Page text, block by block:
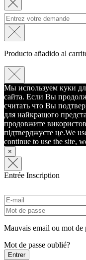
Producto añadido al
Мы используем куки
сайта. Если Вы
считать что Вы
для найкращого
продовжите
підтверджуєте це.We
continue to use the site,
×
Entrée Inscription
Mauvais email ou mot de
Mot de passe oublié?
Entrer